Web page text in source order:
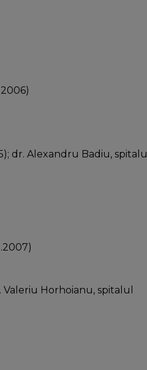
dr. Alexandru Badiu, spitalul
Valeriu Horhoianu, spitalul